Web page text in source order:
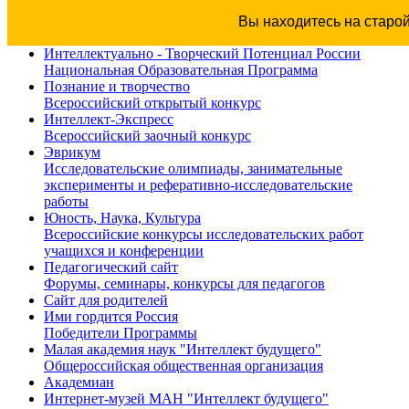
Вы находитесь на
Интеллектуально - Творческий Потенциал России
Национальная Образовательная Программа
Познание и творчество
Всероссийский открытый конкурс
Интеллект-Экспресс
Всероссийский заочный конкурс
Эврикум
Исследовательские олимпиады, занимательные
эксперименты и реферативно-исследовательские
работы
Юность, Наука, Культура
Всероссийские конкурсы исследовательских работ
учащихся и конференции
Педагогический сайт
Форумы, семинары, конкурсы для педагогов
Сайт для родителей
Ими гордится Россия
Победители Программы
Малая академия наук "Интеллект будущего"
Общероссийская общественная организация
Академиан
Интернет-музей МАН "Интеллект будущего"